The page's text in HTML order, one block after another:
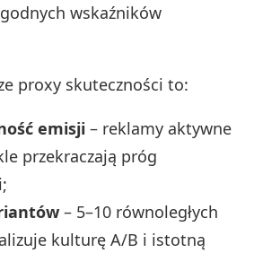
wskaźników
proxy skuteczności to:
emisji – reklamy aktywne
przekraczają próg
– 5–10 równoległych
kulturę A/B i istotną